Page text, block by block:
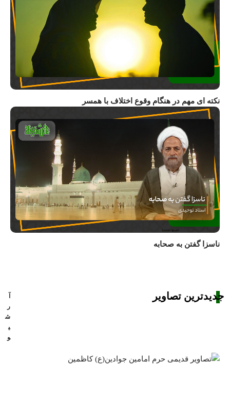
نکته ای مهم در هنگام وقوع اختلاف با همسر
ناسزا گفتن به صحابه
جدیدترین تصاویر
ر
ش
ی
و